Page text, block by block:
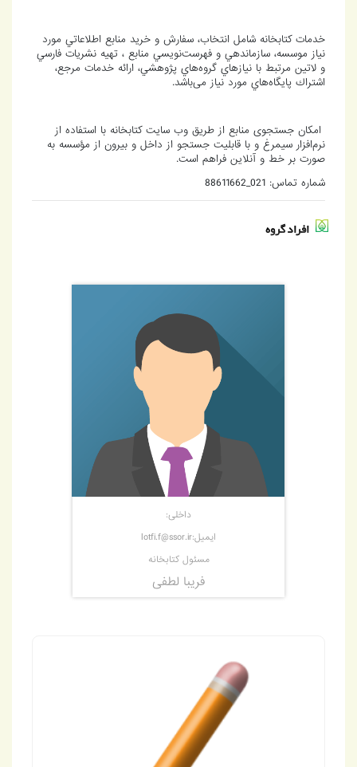
خدمات کتابخانه شامل انتخاب، سفارش و خريد منابع اطلاعاتي مورد
نياز موسسه، سازماندهي و فهرست‌نويسي منابع ، تهيه نشريات فارسي
و لاتین مرتبط با نيازهاي گروه‌هاي پژوهشي، ارائه خدمات مرجع،
اشتراك پايگاه‌هاي مورد نياز می‌باشد.
امکان جستجوی منابع از طریق وب سایت کتابخانه با استفاده از
نرم‌افزار سیمرغ و با قابلیت جستجو از داخل و بیرون از مؤسسه به
صورت بر خط و آنلاین فراهم است.
شماره تماس: 021_88611662
افراد گروه
داخلی:
ایمیل:lotfi.f@ssor.ir
مسئول کتابخانه
فریبا لطفی